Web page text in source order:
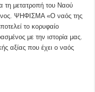
τη μετατροπή του Ναού
ΨΗΦΙΣΜΑ «Ο ναός της
το κορυφαίο
με την ιστορία μας.
αξίας που έχει ο ναός